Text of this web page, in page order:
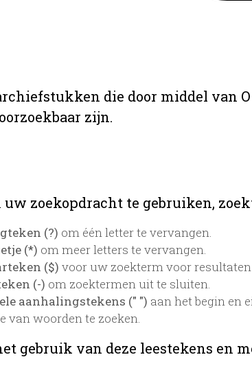
die door middel van
zijn.
uw zoekopdracht te gebruiken,
(?) om één letter te vervangen.
(*) om meer letters te vervangen.
($) voor uw zoekterm voor
(-) om zoektermen uit te sluiten.
aanhalingstekens (" ") aan het begin en
van woorden te zoeken.
gebruik van deze leestekens en